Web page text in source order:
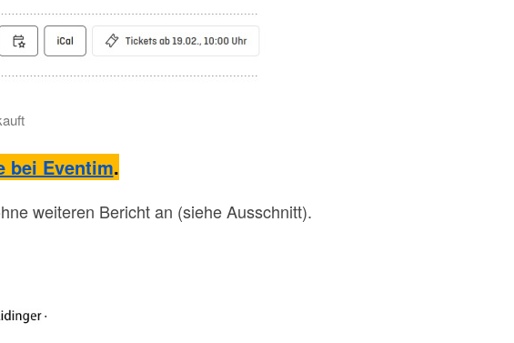
bei Eventim.
weiteren Bericht an (siehe Ausschnitt).